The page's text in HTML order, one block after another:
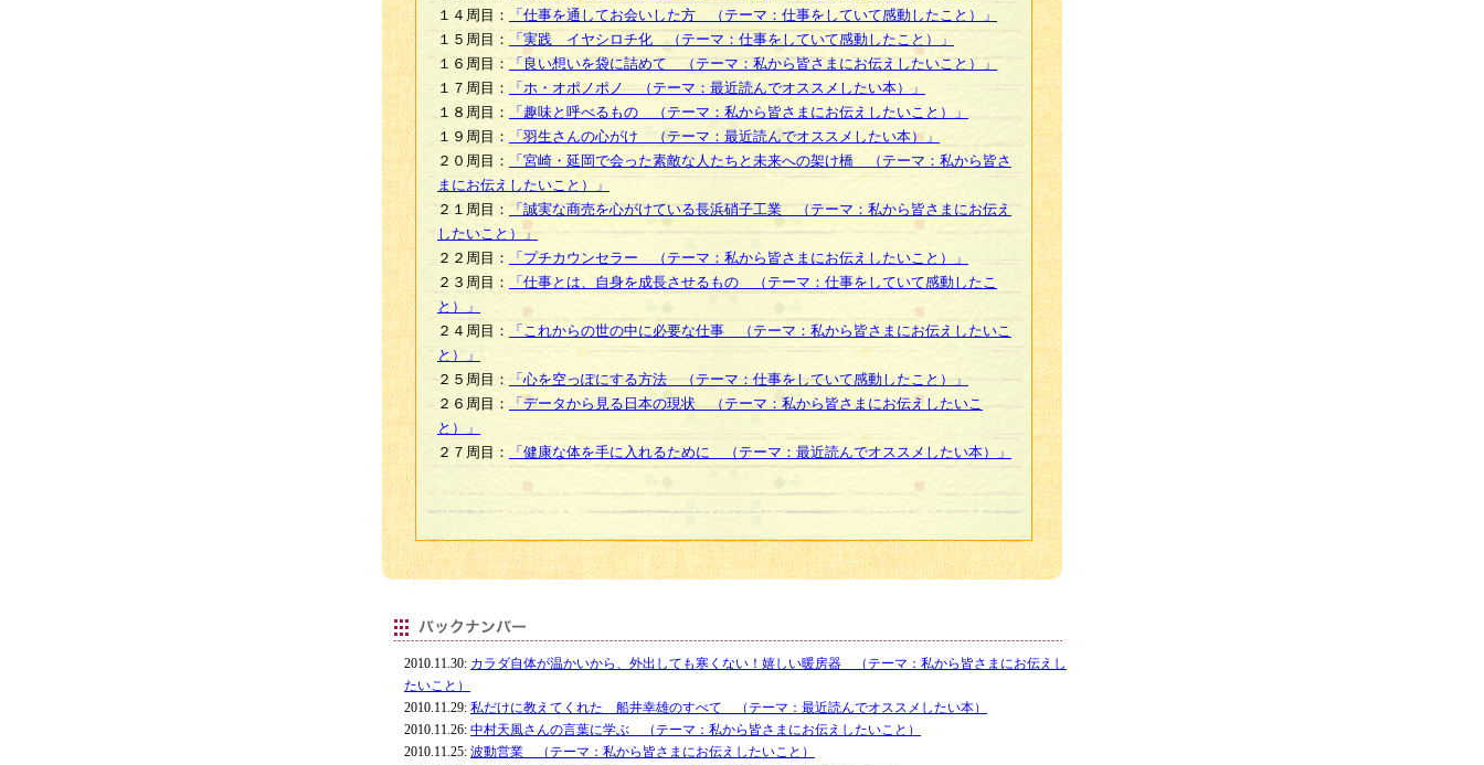
１４周目：
「仕事を通してお会いした方 （テーマ：仕事をしていて感動したこと）」
１５周目：
「実践 イヤシロチ化 （テーマ：仕事をしていて感動したこと）」
１６周目：
「良い想いを袋に詰めて （テーマ：私から皆さまにお伝えしたいこと）」
１７周目：
「ホ・オポノポノ （テーマ：最近読んでオススメしたい本）」
１８周目：
「趣味と呼べるもの （テーマ：私から皆さまにお伝えしたいこと）」
１９周目：
「羽生さんの心がけ （テーマ：最近読んでオススメしたい本）」
２０周目：
「宮崎・延岡で会った素敵な人たちと未来への架け橋 （テーマ：私から皆さ
まにお伝えしたいこと）」
２１周目：
「誠実な商売を心がけている長浜硝子工業 （テーマ：私から皆さまにお伝え
したいこと）」
２２周目：
「プチカウンセラー （テーマ：私から皆さまにお伝えしたいこと）」
２３周目：
「仕事とは、自身を成長させるもの （テーマ：仕事をしていて感動したこ
と）」
２４周目：
「これからの世の中に必要な仕事 （テーマ：私から皆さまにお伝えしたいこ
と）」
２５周目：
「心を空っぽにする方法 （テーマ：仕事をしていて感動したこと）」
２６周目：
「データから見る日本の現状 （テーマ：私から皆さまにお伝えしたいこ
と）」
２７周目：
「健康な体を手に入れるために （テーマ：最近読んでオススメしたい本）」
2010.11.30: カラダ自体が温かいから、外出しても寒くない！嬉しい暖房器 （テーマ：私から皆さまにお伝えし
たいこと）
2010.11.29: 私だけに教えてくれた 船井幸雄のすべて （テーマ：最近読んでオススメしたい本）
2010.11.26: 中村天風さんの言葉に学ぶ （テーマ：私から皆さまにお伝えしたいこと）
2010.11.25: 波動営業 （テーマ：私から皆さまにお伝えしたいこと）